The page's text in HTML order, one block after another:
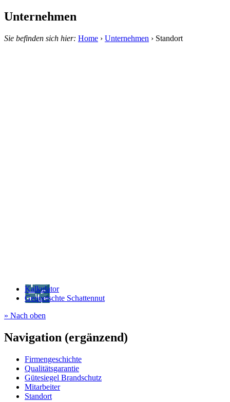
Unternehmen
Sie befinden sich hier: Home › Unternehmen › Standort
Kalkulator
Gequetschte Schattennut
» Nach oben
Navigation (ergänzend)
Firmengeschichte
Qualitätsgarantie
Gütesiegel Brandschutz
Mitarbeiter
Standort